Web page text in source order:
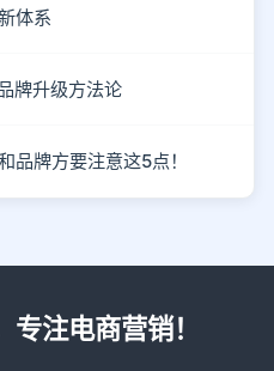
体系
牌升级方法论
品牌方要注意这5点！
注电商营销！